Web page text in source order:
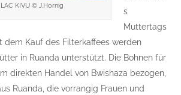
LAC KIVU © J.Hornig
s
Muttertags
dem Kauf des Filterkaffees werden
in Ruanda unterstützt. Die Bohnen für
im direkten Handel von Bwishaza bezogen,
Ruanda, die vorrangig Frauen und